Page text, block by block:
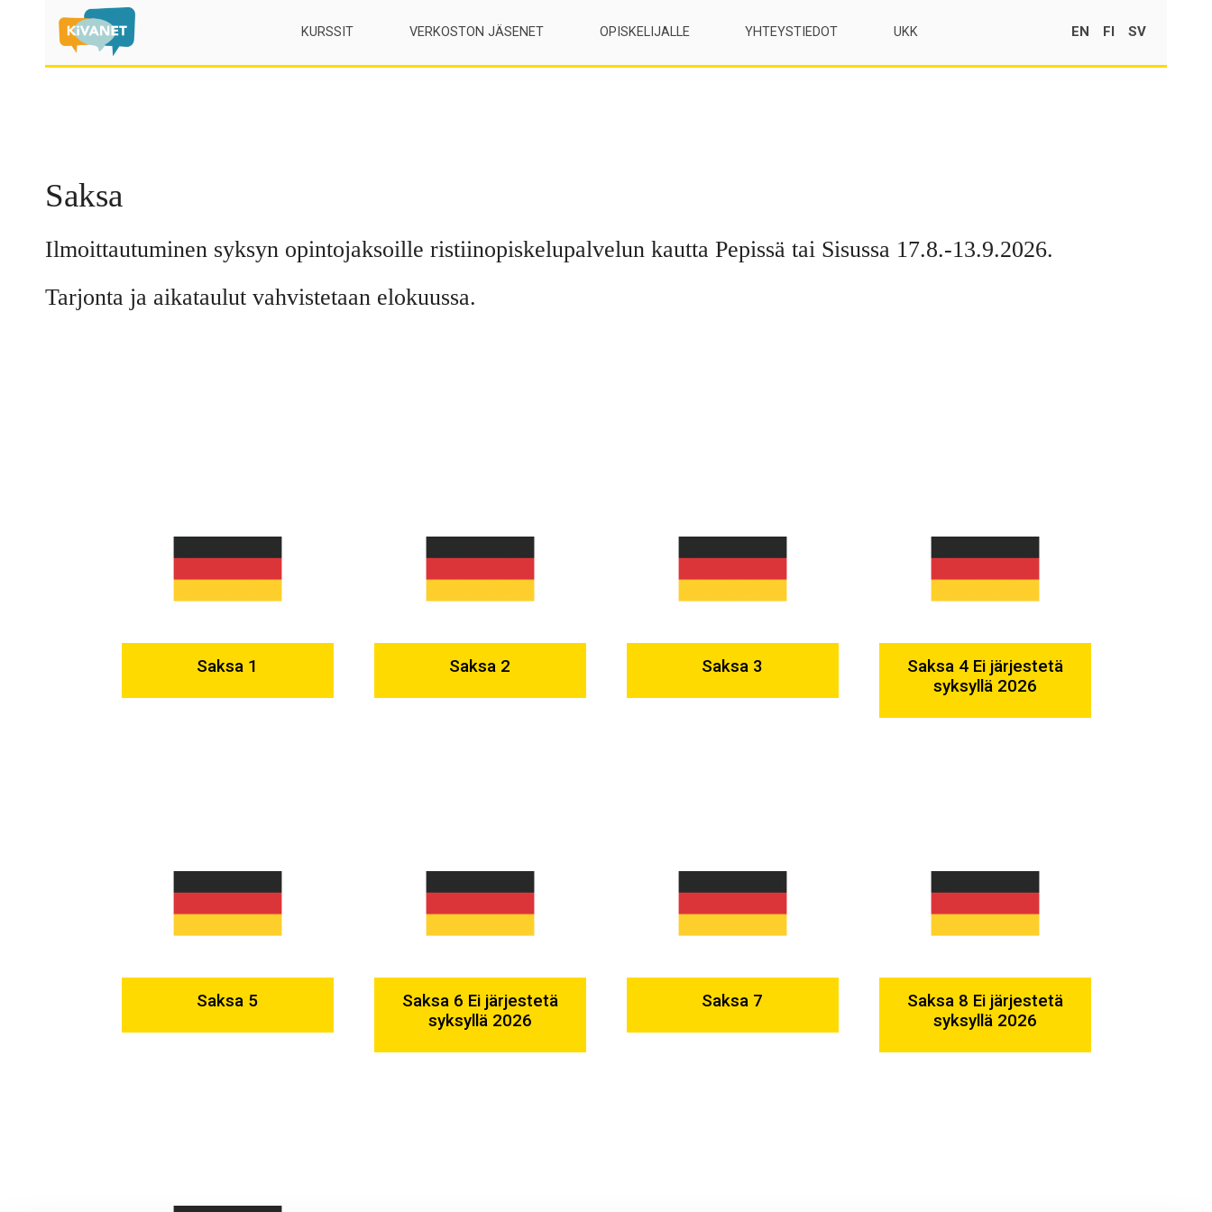
KURSSIT VERKOSTON JÄSENET OPISKELIJALLE YHTEYSTIEDOT UKK EN FI SV
Saksa
Ilmoittautuminen syksyn opintojaksoille ristiinopiskelupalvelun kautta Pepissä tai Sisussa 17.8.-13.9.2026.
Tarjonta ja aikataulut vahvistetaan elokuussa.
Saksa 1 Saksa 2 Saksa 3
Saksa 4 Ei järjestetä
syksyllä 2026
Saksa 5
Saksa 6 Ei järjestetä
syksyllä 2026
Saksa 7
Saksa 8 Ei järjestetä
syksyllä 2026